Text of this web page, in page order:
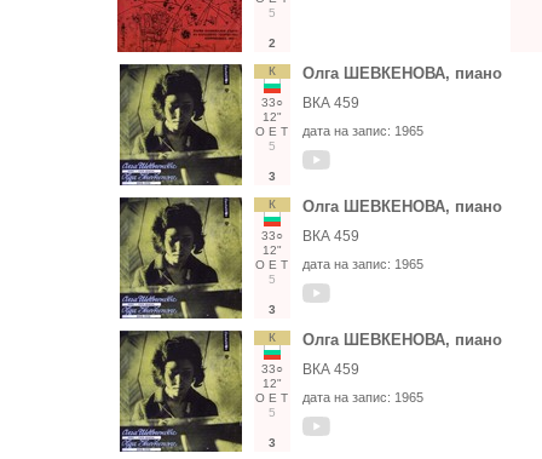
5
2
К
33○
12"
О Е Т
5
3
Олга ШЕВКЕНОВА, пиано
ВКА 459
дата на запис: 1965
К
33○
12"
О Е Т
5
3
Олга ШЕВКЕНОВА, пиано
ВКА 459
дата на запис: 1965
К
33○
12"
О Е Т
5
3
Олга ШЕВКЕНОВА, пиано
ВКА 459
дата на запис: 1965